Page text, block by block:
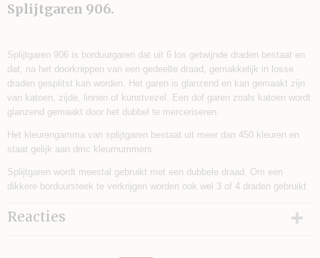
Splijtgaren 906.
Splijtgaren 906 is borduurgaren dat uit 6 los getwijnde draden bestaat en
dat, na het doorknippen van een gedeelte draad, gemakkelijk in losse
draden gesplitst kan worden. Het garen is glanzend en kan gemaakt zijn
van katoen, zijde, linnen of kunstvezel. Een dof garen zoals katoen wordt
glanzend gemaakt door het dubbel te merceriseren.
Het kleurengamma van splijtgaren bestaat uit meer dan 450 kleuren en
staat gelijk aan dmc kleurnummers
Splijtgaren wordt meestal gebruikt met een dubbele draad. Om een
dikkere borduursteek te verkrijgen worden ook wel 3 of 4 draden gebruikt
Reacties